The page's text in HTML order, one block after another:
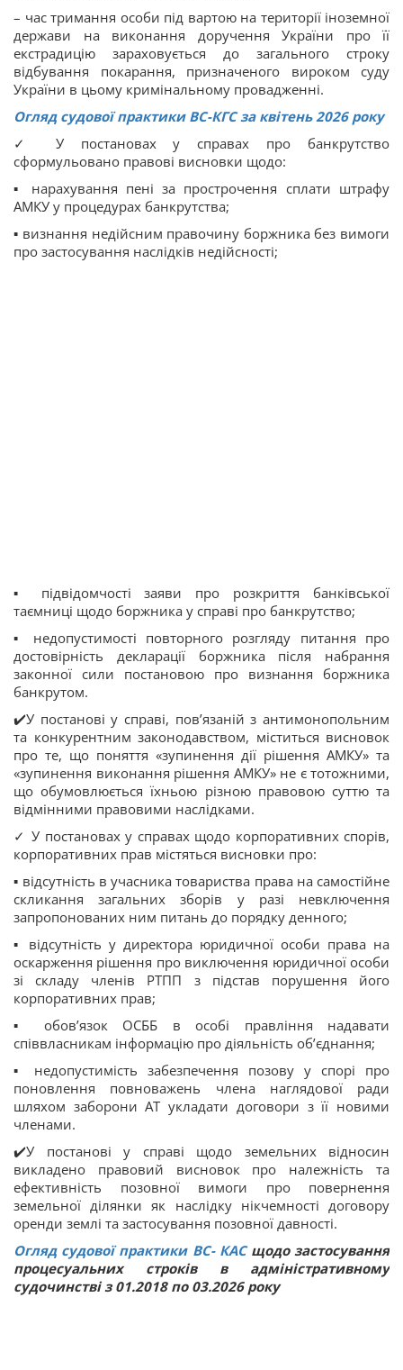
– час тримання особи під вартою на території іноземної
держави на виконання доручення України про її
екстрадицію зараховується до загального строку
відбування покарання, призначеного вироком суду
України в цьому кримінальному провадженні.
Огляд судової практики ВС-КГС за квітень 2026 року
✓ У постановах у справах про банкрутство
сформульовано правові висновки щодо:
▪ нарахування пені за прострочення сплати штрафу
АМКУ у процедурах банкрутства;
▪ визнання недійсним правочину боржника без вимоги
про застосування наслідків недійсності;
▪ підвідомчості заяви про розкриття банківської
таємниці щодо боржника у справі про банкрутство;
▪ недопустимості повторного розгляду питання про
достовірність декларації боржника після набрання
законної сили постановою про визнання боржника
банкрутом.
✔️У постанові у справі, пов’язаній з антимонопольним
та конкурентним законодавством, міститься висновок
про те, що поняття «зупинення дії рішення АМКУ» та
«зупинення виконання рішення АМКУ» не є тотожними,
що обумовлюється їхньою різною правовою суттю та
відмінними правовими наслідками.
✓ У постановах у справах щодо корпоративних спорів,
корпоративних прав містяться висновки про:
▪ відсутність в учасника товариства права на самостійне
скликання загальних зборів у разі невключення
запропонованих ним питань до порядку денного;
▪ відсутність у директора юридичної особи права на
оскарження рішення про виключення юридичної особи
зі складу членів РТПП з підстав порушення його
корпоративних прав;
▪ обов’язок ОСББ в особі правління надавати
співвласникам інформацію про діяльність об’єднання;
▪ недопустимість забезпечення позову у спорі про
поновлення повноважень члена наглядової ради
шляхом заборони АТ укладати договори з її новими
членами.
✔️У постанові у справі щодо земельних відносин
викладено правовий висновок про належність та
ефективність позовної вимоги про повернення
земельної ділянки як наслідку нікчемності договору
оренди землі та застосування позовної давності.
Огляд судової практики ВС- КАСщодо застосування
процесуальних строків в адміністративному
судочинстві з 01.2018 по 03.2026 року